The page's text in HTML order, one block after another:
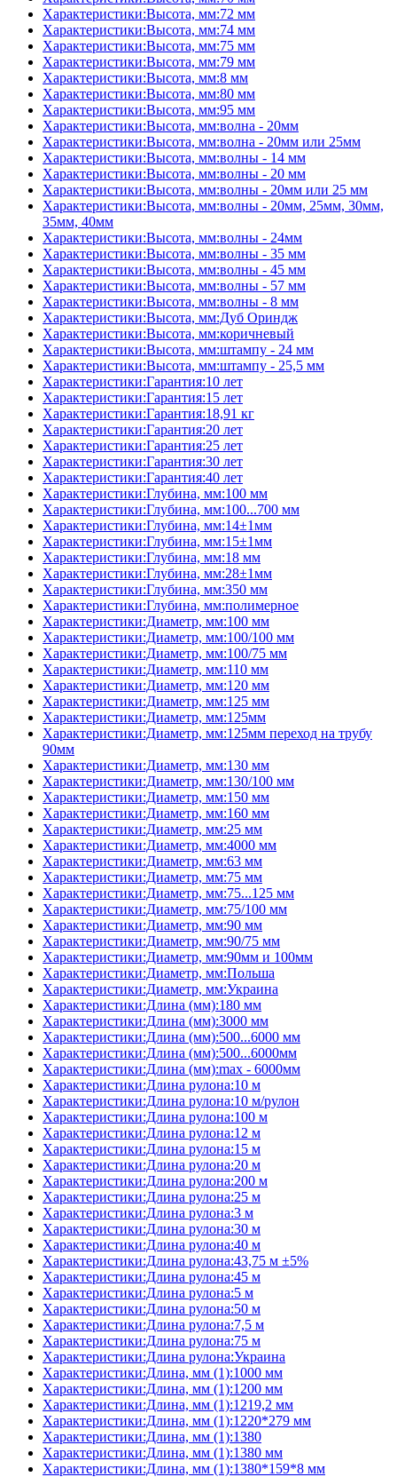
Характеристики:Высота, мм:72 мм
Характеристики:Высота, мм:74 мм
Характеристики:Высота, мм:75 мм
Характеристики:Высота, мм:79 мм
Характеристики:Высота, мм:8 мм
Характеристики:Высота, мм:80 мм
Характеристики:Высота, мм:95 мм
Характеристики:Высота, мм:волна - 20мм
Характеристики:Высота, мм:волна - 20мм или 25мм
Характеристики:Высота, мм:волны - 14 мм
Характеристики:Высота, мм:волны - 20 мм
Характеристики:Высота, мм:волны - 20мм или 25 мм
Характеристики:Высота, мм:волны - 20мм, 25мм, 30мм,
35мм, 40мм
Характеристики:Высота, мм:волны - 24мм
Характеристики:Высота, мм:волны - 35 мм
Характеристики:Высота, мм:волны - 45 мм
Характеристики:Высота, мм:волны - 57 мм
Характеристики:Высота, мм:волны - 8 мм
Характеристики:Высота, мм:Дуб Ориндж
Характеристики:Высота, мм:коричневый
Характеристики:Высота, мм:штампу - 24 мм
Характеристики:Высота, мм:штампу - 25,5 мм
Характеристики:Гарантия:10 лет
Характеристики:Гарантия:15 лет
Характеристики:Гарантия:18,91 кг
Характеристики:Гарантия:20 лет
Характеристики:Гарантия:25 лет
Характеристики:Гарантия:30 лет
Характеристики:Гарантия:40 лет
Характеристики:Глубина, мм:100 мм
Характеристики:Глубина, мм:100...700 мм
Характеристики:Глубина, мм:14±1мм
Характеристики:Глубина, мм:15±1мм
Характеристики:Глубина, мм:18 мм
Характеристики:Глубина, мм:28±1мм
Характеристики:Глубина, мм:350 мм
Характеристики:Глубина, мм:полимерное
Характеристики:Диаметр, мм:100 мм
Характеристики:Диаметр, мм:100/100 мм
Характеристики:Диаметр, мм:100/75 мм
Характеристики:Диаметр, мм:110 мм
Характеристики:Диаметр, мм:120 мм
Характеристики:Диаметр, мм:125 мм
Характеристики:Диаметр, мм:125мм
Характеристики:Диаметр, мм:125мм переход на трубу
90мм
Характеристики:Диаметр, мм:130 мм
Характеристики:Диаметр, мм:130/100 мм
Характеристики:Диаметр, мм:150 мм
Характеристики:Диаметр, мм:160 мм
Характеристики:Диаметр, мм:25 мм
Характеристики:Диаметр, мм:4000 мм
Характеристики:Диаметр, мм:63 мм
Характеристики:Диаметр, мм:75 мм
Характеристики:Диаметр, мм:75...125 мм
Характеристики:Диаметр, мм:75/100 мм
Характеристики:Диаметр, мм:90 мм
Характеристики:Диаметр, мм:90/75 мм
Характеристики:Диаметр, мм:90мм и 100мм
Характеристики:Диаметр, мм:Польша
Характеристики:Диаметр, мм:Украина
Характеристики:Длина (мм):180 мм
Характеристики:Длина (мм):3000 мм
Характеристики:Длина (мм):500...6000 мм
Характеристики:Длина (мм):500...6000мм
Характеристики:Длина (мм):max - 6000мм
Характеристики:Длина рулона:10 м
Характеристики:Длина рулона:10 м/рулон
Характеристики:Длина рулона:100 м
Характеристики:Длина рулона:12 м
Характеристики:Длина рулона:15 м
Характеристики:Длина рулона:20 м
Характеристики:Длина рулона:200 м
Характеристики:Длина рулона:25 м
Характеристики:Длина рулона:3 м
Характеристики:Длина рулона:30 м
Характеристики:Длина рулона:40 м
Характеристики:Длина рулона:43,75 м ±5%
Характеристики:Длина рулона:45 м
Характеристики:Длина рулона:5 м
Характеристики:Длина рулона:50 м
Характеристики:Длина рулона:7,5 м
Характеристики:Длина рулона:75 м
Характеристики:Длина рулона:Украина
Характеристики:Длина, мм (1):1000 мм
Характеристики:Длина, мм (1):1200 мм
Характеристики:Длина, мм (1):1219,2 мм
Характеристики:Длина, мм (1):1220*279 мм
Характеристики:Длина, мм (1):1380
Характеристики:Длина, мм (1):1380 мм
Характеристики:Длина, мм (1):1380*159*8 мм